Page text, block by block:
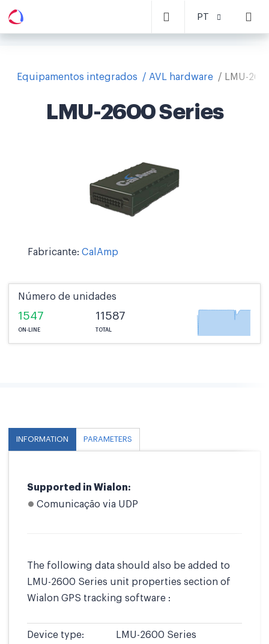
PT
Equipamentos integrados AVL hardware LMU-
LMU-2600 Series
Fabricante: CalAmp
Número de unidades
1547
ON-LINE
11587
TOTAL
INFORMATION PARAMETERS
Supported in Wialon:
Comunicação via UDP
The following data should also be added to
LMU-2600 Series unit properties section of
Wialon GPS tracking software :
Device type: LMU-2600 Series